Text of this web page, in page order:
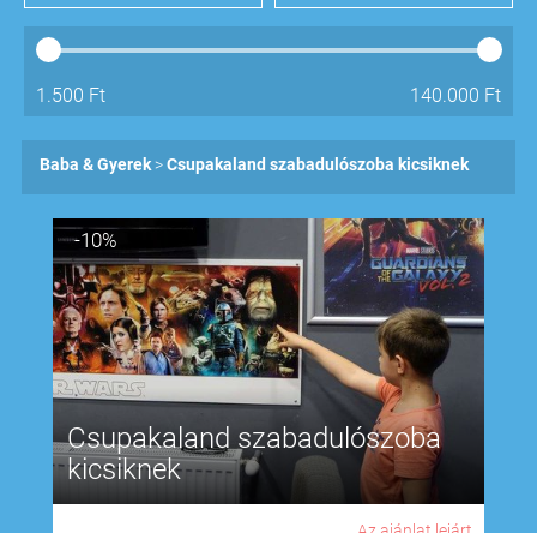
1.500 Ft 140.000 Ft
Baba & Gyerek Csupakaland szabadulószoba kicsiknek
-10%
Csupakaland szabadulószoba
kicsiknek